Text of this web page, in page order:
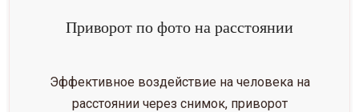
Приворот по фото на расстоянии
Эффективное воздействие на человека на
расстоянии через снимок, приворот